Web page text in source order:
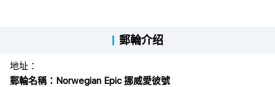
郵輪介绍
地址：
郵輪名稱：Norwegian Epic 挪威愛彼號